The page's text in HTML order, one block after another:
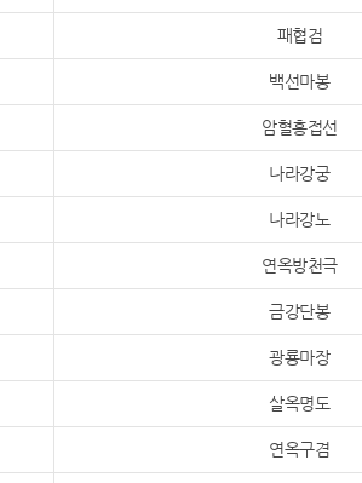
패협검
백선마봉
암혈홍접선
나라강궁
나라강노
연옥방천극
금강단봉
광룡마장
살옥명도
연옥구겸